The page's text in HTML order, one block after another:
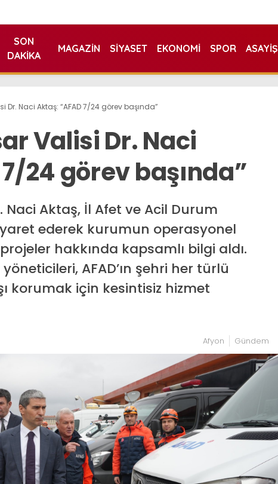
SON
DAKIKA
MAGAZIN SIYASET EKONOMI SPOR ASAYIŞ
Naci Aktaş: “AFAD 7/24 görev başında”
Valisi Dr. Naci
24 görev başında”
Aktaş, İl Afet ve Acil Durum
ederek kurumun operasyonel
hakkında kapsamlı bilgi aldı.
AFAD’ın şehri her türlü
korumak için kesintisiz hizmet
Afyon Gündem